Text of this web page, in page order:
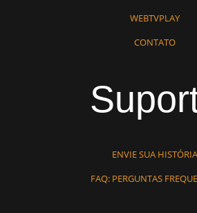
WEBTVPLAY
CONTATO
ENVIE SUA HISTÓRIA
FAQ: PERGUNTAS